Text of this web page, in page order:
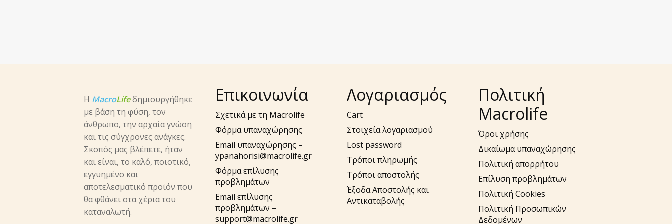
Η MacroLifeδημιουργήθηκε
με βάση τη φύση, τον
άνθρωπο, την αρχαία γνώση
και τις σύγχρονες ανάγκες.
Σκοπός μας βλέπετε, ήταν
και είναι, το καλό, ποιοτικό,
εγγυημένο και
αποτελεσματικό προϊόν που
θα φθάνει στα χέρια του
καταναλωτή.
Επικοινωνία
Σχετικά με τη Macrolife
Φόρμα υπαναχώρησης
Email υπαναχώρησης –
ypanahorisi@macrolife.gr
Φόρμα επίλυσης
προβλημάτων
Email επίλυσης
προβλημάτων –
support@macrolife.gr
Λογαριασμός
Cart
Στοιχεία λογαριασμού
Lost password
Τρόποι πληρωμής
Τρόποι αποστολής
Έξοδα Αποστολής και
Αντικαταβολής
Πολιτική
Macrolife
Όροι χρήσης
Δικαίωμα υπαναχώρησης
Πολιτική απορρήτου
Επίλυση προβλημάτων
Πολιτική Cookies
Πολιτική Προσωπικών
Δεδομένων